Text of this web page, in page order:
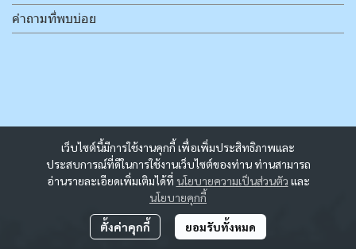
เว็บไซต์นี้มีการใช้งานคุกกี้ เพื่อเพิ่มประสิทธิภาพและ
ประสบการณ์ที่ดีในการใช้งานเว็บไซต์ของท่าน ท่านสามารถ
อ่านรายละเอียดเพิ่มเติมได้ที่ นโยบายความเป็นส่วนตัว และ
นโยบายคุกกี้
ตั้งค่าคุกกี้ ยอมรับทั้งหมด
คำถามที่พบบ่อย